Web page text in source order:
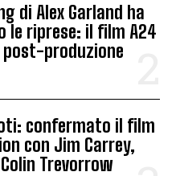
di Alex Garland ha
le riprese: il film A24
produzione
confermato il film
con Jim Carrey,
Trevorrow